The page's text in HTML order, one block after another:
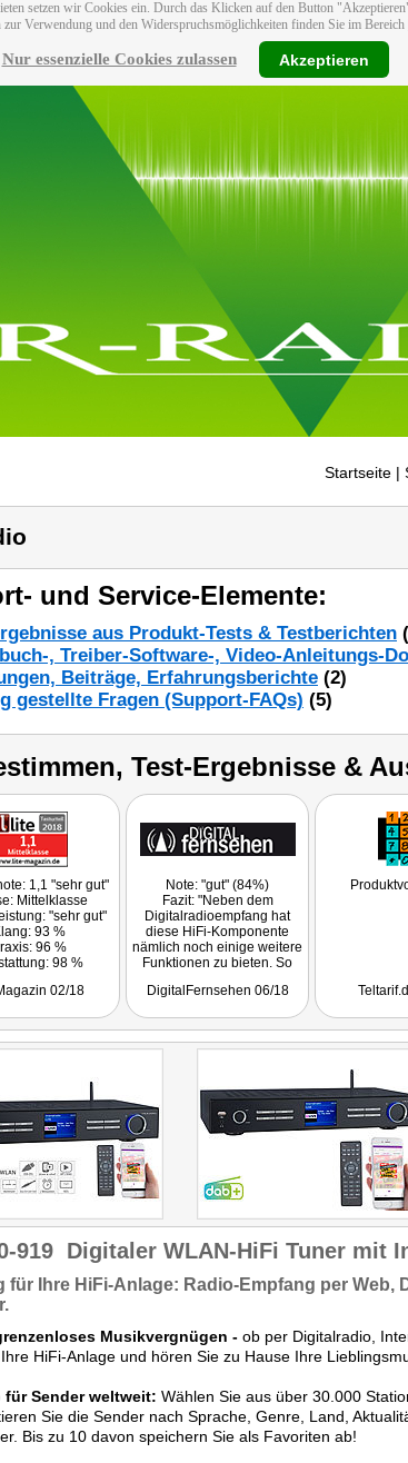
setzen wir Cookies ein. Durch das Klicken auf den Button
Verwendung und den Widerspruchsmöglichkeiten finden Sie im Bereich
Nur essenzielle Cookies zulassen Akzeptieren
Startseite |
und Service-Elemente:
aus Produkt-Tests & Testberichten
, Treiber-Software-, Video-Anleitungs-
Beiträge, Erfahrungsberichte (2)
gestellte Fragen (Support-FAQs) (5)
Test-Ergebnisse &
1,1 "sehr gut"
Mittelklasse
"sehr gut"
93 %
96 %
98 %
IRS-690.HiFi
ist ein echter
HiFi-Anlage um
02/18
Note: "gut" (84%)
Fazit: "Neben dem
Digitalradioempfang hat
diese HiFi-Komponente
nämlich noch einige weitere
Funktionen zu bieten. So
Internetradioempfang oder
ausgesprochen praktisch.
Teleskopantenne und das
gut lesbare Farbdisplay."
DigitalFernsehen 06/18
919 Digitaler WLAN-HiFi Tuner mit
für Ihre HiFi-Anlage: Radio-Empfang per Web,
.
Musikvergnügen - ob per Digitalradio,
HiFi-Anlage und hören Sie zu Hause Ihre
für Sender weltweit: Wählen Sie aus über 30.000
Sie die Sender nach Sprache, Genre, Land,
Bis zu 10 davon speichern Sie als Favoriten ab!